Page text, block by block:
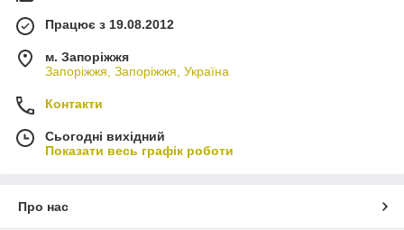
Працює з 19.08.2012
м. Запоріжжя
Запоріжжя, Запоріжжя, Україна
Контакти
Сьогодні вихідний
Показати весь графік роботи
Про нас